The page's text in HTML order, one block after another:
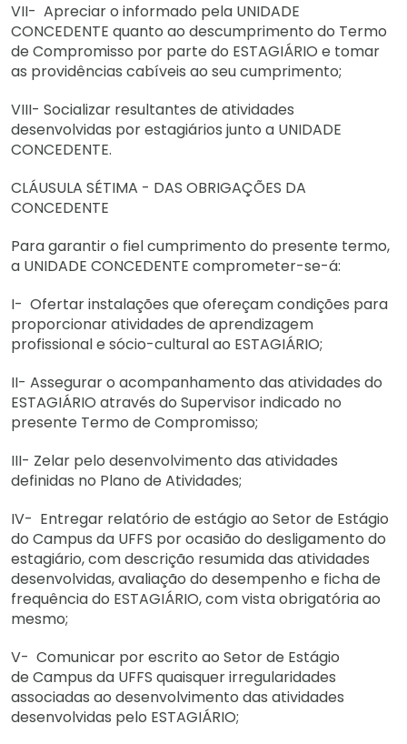
VII- Apreciar o informado pela UNIDADE
CONCEDENTE quanto ao descumprimento do Termo
de Compromisso por parte do ESTAGIÁRIO e tomar
as providências cabíveis ao seu cumprimento;
VIII- Socializar resultantes de atividades
desenvolvidas por estagiários junto a UNIDADE
CONCEDENTE.
CLÁUSULA SÉTIMA - DAS OBRIGAÇÕES DA
CONCEDENTE
Para garantir o fiel cumprimento do presente termo,
a UNIDADE CONCEDENTE comprometer-se-á:
I- Ofertar instalações que ofereçam condições para
proporcionar atividades de aprendizagem
profissional e sócio-cultural ao ESTAGIÁRIO;
II- Assegurar o acompanhamento das atividades do
ESTAGIÁRIO através do Supervisor indicado no
presente Termo de Compromisso;
III- Zelar pelo desenvolvimento das atividades
definidas no Plano de Atividades;
IV- Entregar relatório de estágio ao Setor de Estágio
do Campus da UFFS por ocasião do desligamento do
estagiário, com descrição resumida das atividades
desenvolvidas, avaliação do desempenho e ficha de
frequência do ESTAGIÁRIO, com vista obrigatória ao
mesmo;
V- Comunicar por escrito ao Setor de Estágio
de Campus da UFFS quaisquer irregularidades
associadas ao desenvolvimento das atividades
desenvolvidas pelo ESTAGIÁRIO;